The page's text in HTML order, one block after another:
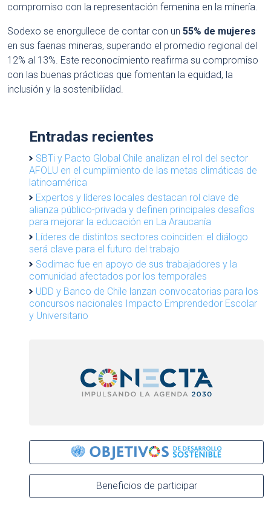
compromiso con la representación femenina en la minería.
Sodexo se enorgullece de contar con un 55% de mujeres
en sus faenas mineras, superando el promedio regional del
12% al 13%. Este reconocimiento reafirma su compromiso
con las buenas prácticas que fomentan la equidad, la
inclusión y la sostenibilidad.
Entradas recientes
SBTi y Pacto Global Chile analizan el rol del sector
AFOLU en el cumplimiento de las metas climáticas de
latinoamérica
Expertos y líderes locales destacan rol clave de
alianza público-privada y definen principales desafíos
para mejorar la educación en La Araucanía
Líderes de distintos sectores coinciden: el diálogo
será clave para el futuro del trabajo
Sodimac fue en apoyo de sus trabajadores y la
comunidad afectados por los temporales
UDD y Banco de Chile lanzan convocatorias para los
concursos nacionales Impacto Emprendedor Escolar
y Universitario
Beneficios de participar